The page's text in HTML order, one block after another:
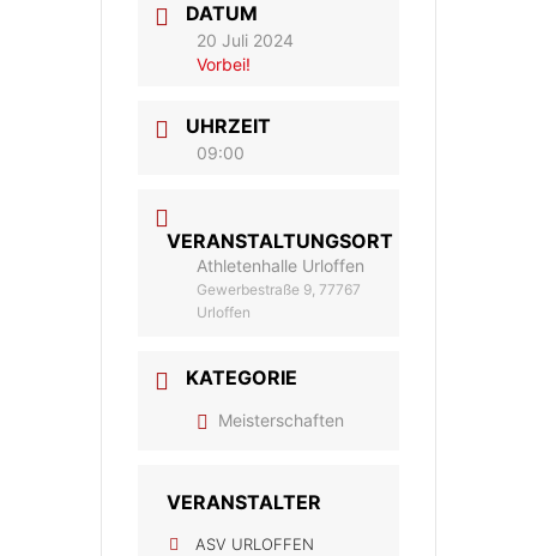
DATUM
20 Juli 2024
Vorbei!
UHRZEIT
09:00
VERANSTALTUNGSORT
Athletenhalle Urloffen
Gewerbestraße 9, 77767
Urloffen
KATEGORIE
Meisterschaften
VERANSTALTER
ASV URLOFFEN